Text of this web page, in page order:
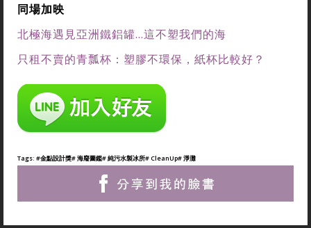
同場加映
北極海遇見亞洲鐵鋁罐…這不塑我們的海
只租不賣的青瓢杯：塑膠不環保，紙杯比較好？
Tags: #金點設計獎# 海廢圖鑑# 純污水製冰所# CleanUp# 淨灘